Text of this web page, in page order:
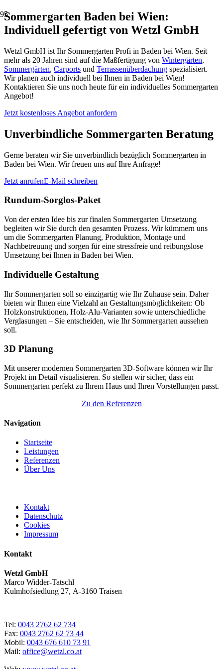
Sommergarten Baden bei Wien:
Individuell gefertigt von Wetzl GmbH
Wetzl GmbH ist Ihr Sommergarten Profi in Baden bei Wien. Seit
mehr als 20 Jahren sind auf die Maßfertigung von Wintergärten,
Sommergärten, Carports und Terrassenüberdachung spezialisiert.
Wir planen auch individuell bei Ihnen in Baden bei Wien!
Kontaktieren Sie uns noch heute für ein individuelles Sommergarten
Angebot!
Jetzt kostenloses Angebot anfordern
Unverbindliche Sommergarten Beratung
Gerne beraten wir Sie unverbindlich bezüglich Sommergarten in
Baden bei Wien. Wir freuen uns auf Ihre Anfrage!
Jetzt anrufenE-Mail schreiben
Rundum-Sorglos-Paket
Von der ersten Idee bis zur finalen Sommergarten Umsetzung
begleiten wir Sie durch den gesamten Prozess. Wir kümmern uns
um die Sommergarten Planung, Produktion, Montage und
Nachbetreuung und sorgen für eine stressfreie und reibungslose
Umsetzung bei Ihnen in Baden bei Wien.
Individuelle Gestaltung
Ihr Sommergarten soll so einzigartig wie Ihr Zuhause sein. Daher
bieten wir Ihnen eine Vielzahl an Gestaltungsmöglichkeiten: Ob
Holzkonstruktionen, Holz-Alu-Varianten sowie unterschiedliche
Verglasungen – Sie entscheiden, wie Ihr Sommergarten aussehen
soll.
3D Planung
Mit unserer modernen Sommergarten 3D-Software können wir Ihr
Projekt im Detail visualisieren. So stellen wir sicher, dass ein
Sommergarten perfekt zu Ihrem Haus und Ihren Vorstellungen passt.
Zu den Referenzen
Navigation
Startseite
Leistungen
Referenzen
Über Uns
Kontakt
Datenschutz
Cookies
Impressum
Kontakt
Wetzl GmbH
Marco Widder-Tatschl
Kulmhofsiedlung 27, A-3160 Traisen
Tel: 0043 2762 62 734
Fax: 0043 2762 62 73 44
Mobil: 0043 676 610 73 91
Mail: office@wetzl.co.at